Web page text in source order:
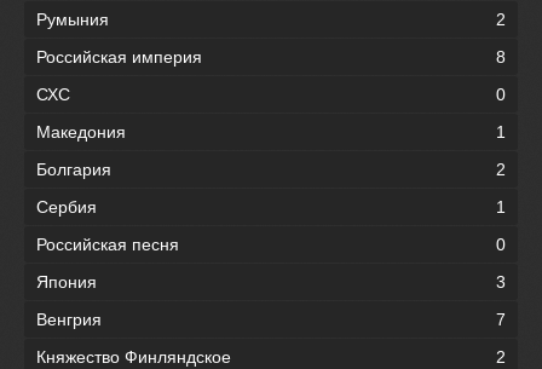
Румыния
2
Российская империя
8
СХС
0
Македония
1
Болгария
2
Сербия
1
Российская песня
0
Япония
3
Венгрия
7
Княжество Финляндское
2